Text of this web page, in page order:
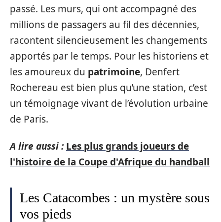
passé. Les murs, qui ont accompagné des
millions de passagers au fil des décennies,
racontent silencieusement les changements
apportés par le temps. Pour les historiens et
les amoureux du patrimoine, Denfert
Rochereau est bien plus qu’une station, c’est
un témoignage vivant de l’évolution urbaine
de Paris.
A lire aussi : Les plus grands joueurs de
l'histoire de la Coupe d'Afrique du handball
Les Catacombes : un mystère sous
vos pieds